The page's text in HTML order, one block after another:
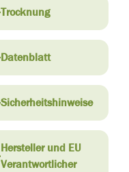
Trocknung
Datenblatt
Sicherheitshinweise
Hersteller und EU
Verantwortlicher